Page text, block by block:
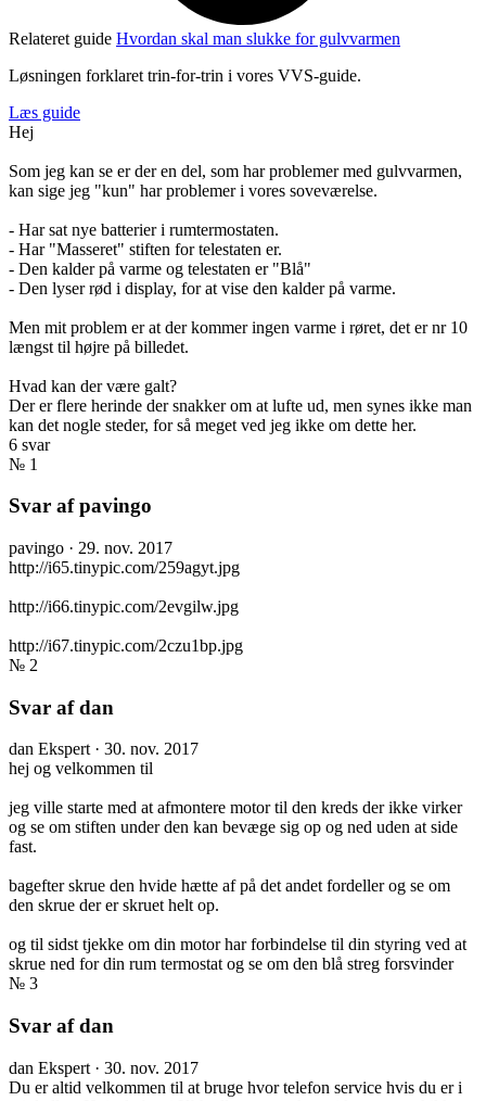
Relateret guide Hvordan skal man slukke for gulvvarmen
Løsningen forklaret trin-for-trin i vores VVS-guide.
Læs guide
Hej
Som jeg kan se er der en del, som har problemer med gulvvarmen,
kan sige jeg "kun" har problemer i vores soveværelse.
- Har sat nye batterier i rumtermostaten.
- Har "Masseret" stiften for telestaten er.
- Den kalder på varme og telestaten er "Blå"
- Den lyser rød i display, for at vise den kalder på varme.
Men mit problem er at der kommer ingen varme i røret, det er nr 10
længst til højre på billedet.
Hvad kan der være galt?
Der er flere herinde der snakker om at lufte ud, men synes ikke man
kan det nogle steder, for så meget ved jeg ikke om dette her.
6 svar
№ 1
Svar af pavingo
pavingo · 29. nov. 2017
http://i65.tinypic.com/259agyt.jpg
http://i66.tinypic.com/2evgilw.jpg
http://i67.tinypic.com/2czu1bp.jpg
№ 2
Svar af dan
dan Ekspert · 30. nov. 2017
hej og velkommen til
jeg ville starte med at afmontere motor til den kreds der ikke virker
og se om stiften under den kan bevæge sig op og ned uden at side
fast.
bagefter skrue den hvide hætte af på det andet fordeller og se om
den skrue der er skruet helt op.
og til sidst tjekke om din motor har forbindelse til din styring ved at
skrue ned for din rum termostat og se om den blå streg forsvinder
№ 3
Svar af dan
dan Ekspert · 30. nov. 2017
Du er altid velkommen til at bruge hvor telefon service hvis du er i